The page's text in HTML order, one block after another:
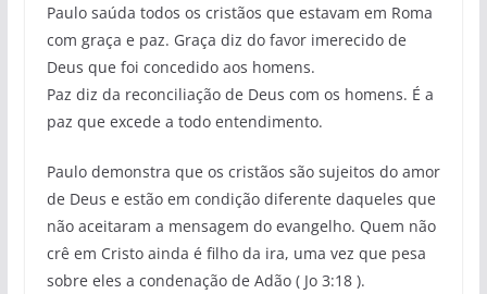
Paulo saúda todos os cristãos que estavam em Roma
com graça e paz. Graça diz do favor imerecido de
Deus que foi concedido aos homens.
Paz diz da reconciliação de Deus com os homens. É a
paz que excede a todo entendimento.
Paulo demonstra que os cristãos são sujeitos do amor
de Deus e estão em condição diferente daqueles que
não aceitaram a mensagem do evangelho. Quem não
crê em Cristo ainda é filho da ira, uma vez que pesa
sobre eles a condenação de Adão ( Jo 3:18 ).